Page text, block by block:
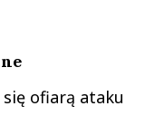
się ofiarą ataku